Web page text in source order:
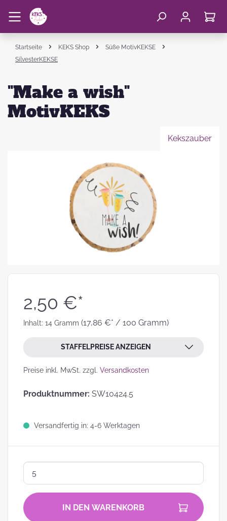
Startseite KEKS Shop
Süße MotivKEKSE
SilvesterKEKSE
"Make a wish"
MotivKEKS
Kekszauber
2,50 €*
Inhalt: 14 Gramm (17,86 €* / 100 Gramm)
STAFFELPREISE ANZEIGEN
Preise inkl. MwSt. zzgl. Versandkosten
Produktnummer: SW10424.5
Versandfertig in: 4-6 Werktagen
IN DEN WARENKORB